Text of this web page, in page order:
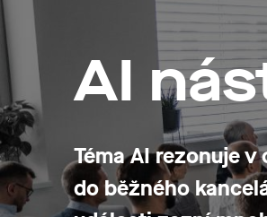
AI
Téma AI rezonuje
do běžného